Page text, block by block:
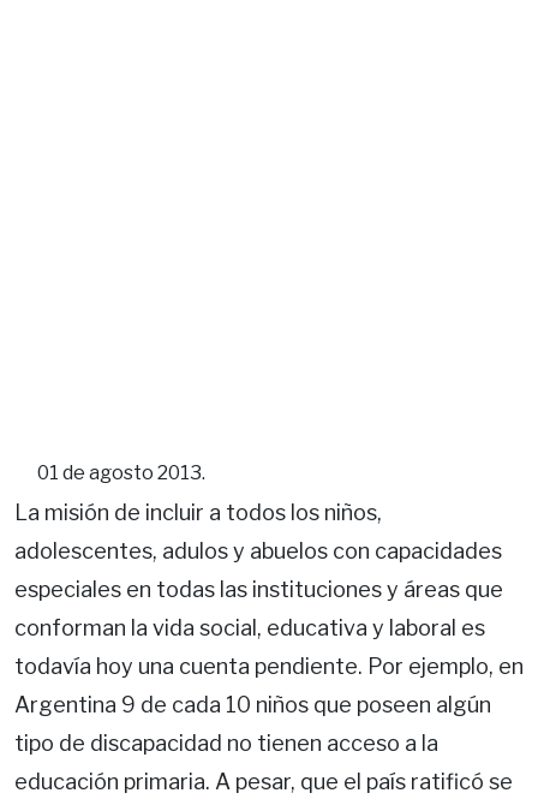
01 de agosto 2013.
La misión de incluir a todos los niños,
adolescentes, adulos y abuelos con capacidades
especiales en todas las instituciones y áreas que
conforman la vida social, educativa y laboral es
todavía hoy una cuenta pendiente. Por ejemplo, en
Argentina 9 de cada 10 niños que poseen algún
tipo de discapacidad no tienen acceso a la
educación primaria. A pesar, que el país ratificó se